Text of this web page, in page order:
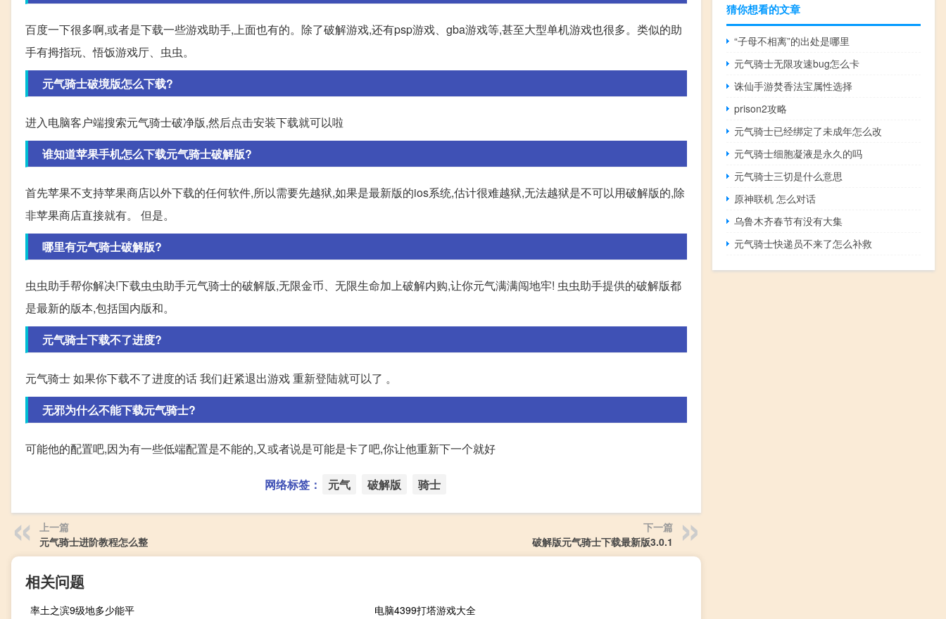
百度一下很多啊,或者是下载一些游戏助手,上面也有的。除了破解游戏,还有psp游戏、gba游戏等,甚至大型单机游戏也很多。类似的助
手有拇指玩、悟饭游戏厅、虫虫。
元气骑士破境版怎么下载?
进入电脑客户端搜索元气骑士破净版,然后点击安装下载就可以啦
谁知道苹果手机怎么下载元气骑士破解版?
首先苹果不支持苹果商店以外下载的任何软件,所以需要先越狱,如果是最新版的ios系统,估计很难越狱,无法越狱是不可以用破解版的,除
非苹果商店直接就有。 但是。
哪里有元气骑士破解版?
虫虫助手帮你解决!下载虫虫助手元气骑士的破解版,无限金币、无限生命加上破解内购,让你元气满满闯地牢! 虫虫助手提供的破解版都
是最新的版本,包括国内版和。
元气骑士下载不了进度?
元气骑士 如果你下载不了进度的话 我们赶紧退出游戏 重新登陆就可以了 。
无邪为什么不能下载元气骑士?
可能他的配置吧,因为有一些低端配置是不能的,又或者说是可能是卡了吧,你让他重新下一个就好
网络标签： 元气 破解版 骑士
上一篇
元气骑士进阶教程怎么整
下一篇
破解版元气骑士下载最新版3.0.1
相关问题
率土之滨9级地多少能平 电脑4399打塔游戏大全
猜你想看的文章
“子母不相离”的出处是哪里
元气骑士无限攻速bug怎么卡
诛仙手游焚香法宝属性选择
prison2攻略
元气骑士已经绑定了未成年怎么改
元气骑士细胞凝液是永久的吗
元气骑士三切是什么意思
原神联机 怎么对话
乌鲁木齐春节有没有大集
元气骑士快递员不来了怎么补救